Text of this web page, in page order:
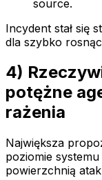
source.
Incydent stał się
dla szybko
4)
potężne
rażenia
Największa
poziomie
powierzchnią